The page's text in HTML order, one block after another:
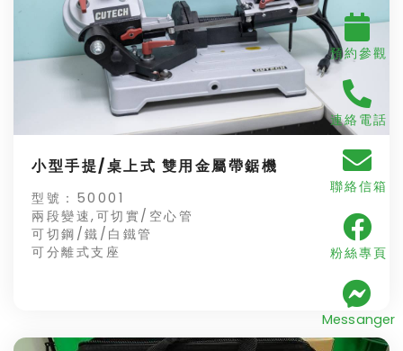
小型手提/桌上式 雙用金屬帶鋸機
型號：50001
兩段變速,可切實/空心管
可切鋼/鐵/白鐵管
可分離式支座
預約參觀
連絡電話
聯絡信箱
粉絲專頁
Messanger